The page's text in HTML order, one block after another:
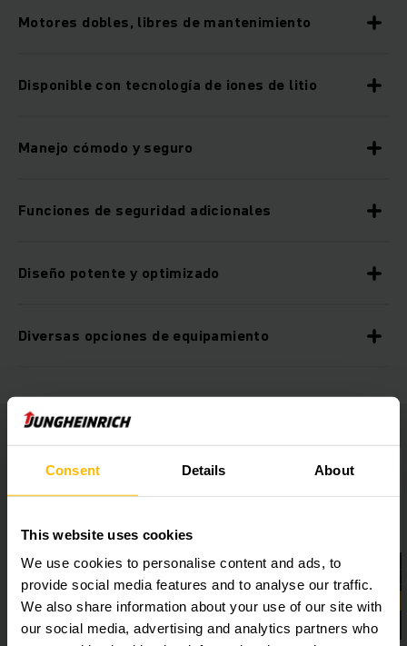
Consent Details About
This website uses cookies
We use cookies to personalise content and ads, to
provide social media features and to analyse our traffic.
We also share information about your use of our site with
our social media, advertising and analytics partners who
Motores dobles, libres de mantenimiento
Disponible con tecnología de iones de litio
Manejo cómodo y seguro
Funciones de seguridad adicionales
Diseño potente y optimizado
Diversas opciones de equipamiento